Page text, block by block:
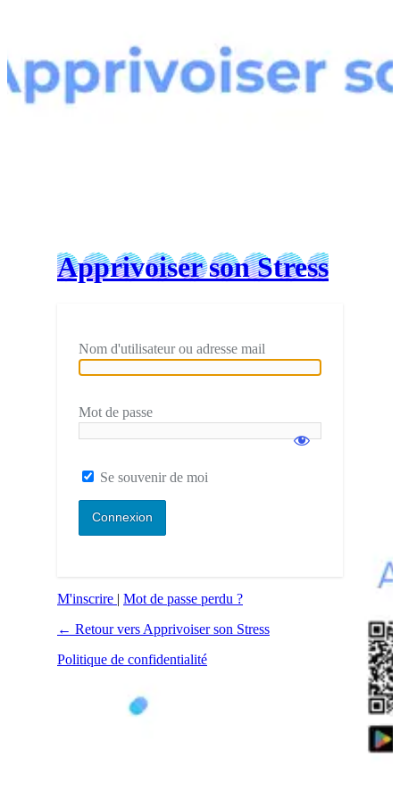
Apprivoiser son Stress
Nom d'utilisateur ou adresse mail
Mot de passe
Se souvenir de moi
M'inscrire | Mot de passe perdu ?
← Retour vers Apprivoiser son Stress
Politique de confidentialité